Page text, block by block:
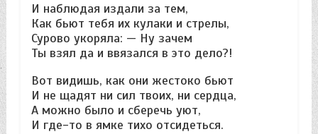
И наблюдая издали за тем,
Как бьют тебя их кулаки и стрелы,
Сурово укоряла: — Ну зачем
Ты взял да и ввязался в это дело?!
Вот видишь, как они жестоко бьют
И не щадят ни сил твоих, ни сердца,
А можно было и сберечь уют,
И где-то в ямке тихо отсидеться.